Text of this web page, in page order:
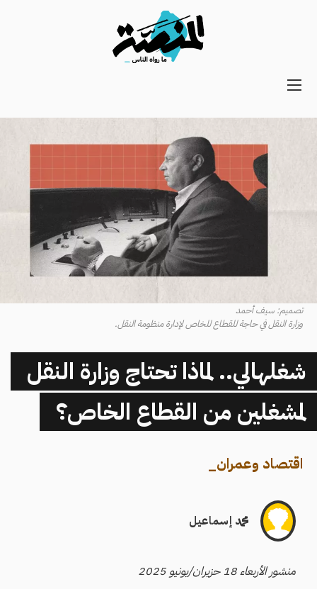
Main
Navigation
تصميم: سيف أحمد
وزارة النقل في حاجة للقطاع للخاص لإدارة منظومة النقل.
شغلهالي.. لماذا تحتاج وزارة النقل
لمشغلين من القطاع الخاص؟
اقتصاد وعمران_
محمد إسماعيل
منشور الأربعاء 18 حزيران/يونيو 2025